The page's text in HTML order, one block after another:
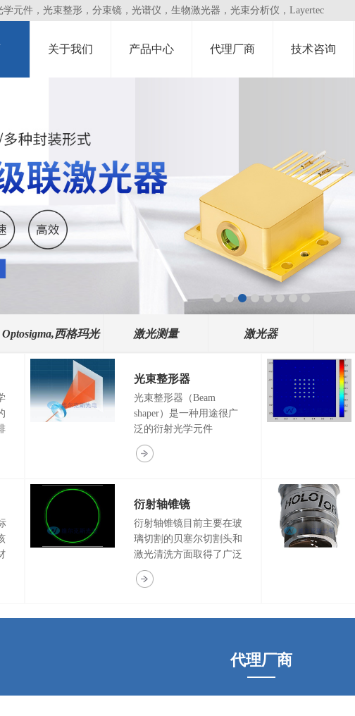
元件，光束整形，分束镜，光谱仪，生物激光器，光束分析仪，Layertec
关于我们 产品中心 代理厂商 技术咨询
Optosigma,西格玛光 激光测量 激光器
光束整形器
光束整形器（Beam
shaper）是一种用途很广
泛的衍射光学元件
（DOE），其作用是将高
斯光整平顶光，得到一个
叫做光束整形DOE，平顶
光束整形器。
衍射轴锥镜
衍射轴锥镜目前主要在玻
璃切割的贝塞尔切割头和
激光清洗方面取得了广泛
的应用。衍射轴锥镜相较
于传统轴锥镜胜在精确性
以消除中心死区，同时更
射激光转换成环形的光斑
常，环形光斑的宽度等于
代理厂商